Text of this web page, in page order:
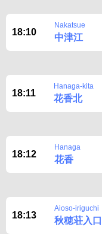
18:10
Nakatsue
中津江
18:11
Hanaga-kita
花香北
18:12
Hanaga
花香
18:13
Aioso-iriguchi
秋穂荘入口